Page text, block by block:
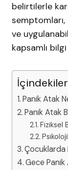
belirtilerle
ve
kapsamlı
İçindekiler
Panik Atak
Panik Atak
Fiziksel
Çocuklarda
Gece